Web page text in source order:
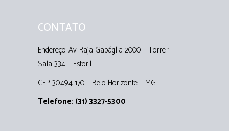
CONTATO
Endereço: Av. Raja Gabáglia 2000 – Torre 1 –
Sala 334 – Estoril
CEP 30.494-170 – Belo Horizonte – MG.
Telefone: (31) 3327-5300